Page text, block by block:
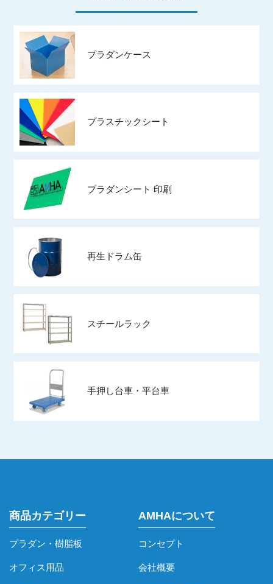
プラダンケース
プラスチックシート
プラダンシート 印刷
再生ドラム缶
スチールラック
手押し台車・平台車
商品カテゴリー
プラダン・樹脂板
オフィス用品
AMHAについて
コンセプト
会社概要